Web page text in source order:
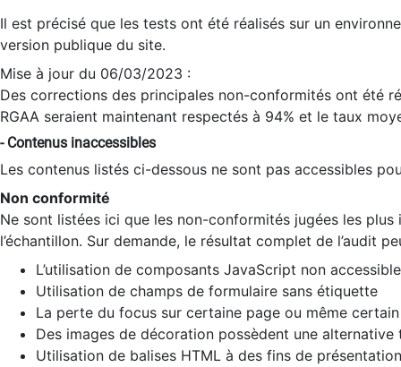
Il est précisé que les tests ont été réalisés sur un
version publique du site.
Mise à jour du 06/03/2023 :
Des corrections des principales non-conformités ont été
RGAA seraient maintenant respectés à 94% et le taux
- Contenus inaccessibles
Les contenus listés ci-dessous ne sont pas accessibles
Non conformité
Ne sont listées ici que les non-conformités jugées les
l’échantillon. Sur demande, le résultat complet de l’audit
L’utilisation de composants JavaScript non
Utilisation de champs de formulaire sans étiquette
La perte du focus sur certaine page ou même
Des images de décoration possèdent une alternative
Utilisation de balises HTML à des fins de